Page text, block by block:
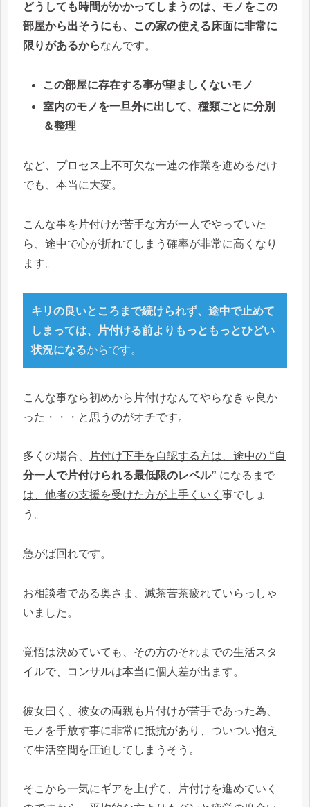
どうしても時間がかかってしまうのは、モノをこの
部屋から出そうにも、この家の使える床面に非常に
限りがあるからなんです。
この部屋に存在する事が望ましくないモノ
室内のモノを一旦外に出して、種類ごとに分別
＆整理
など、プロセス上不可欠な一連の作業を進めるだけ
でも、本当に大変。
こんな事を片付けが苦手な方が一人でやっていた
ら、途中で心が折れてしまう確率が非常に高くなり
ます。
キリの良いところまで続けられず、途中で止めて
しまっては、片付ける前よりもっともっとひどい
状況になるからです。
こんな事なら初めから片付けなんてやらなきゃ良か
った・・・と思うのがオチです。
多くの場合、 片付け下手を自認する方は、途中の “自
分一人で片付けられる最低限のレベル” になるまで
は、他者の支援を受けた方が上手くいく 事でしょ
う。
急がば回れです。
お相談者である奥さま、滅茶苦茶疲れていらっしゃ
いました。
覚悟は決めていても、その方のそれまでの生活スタ
イルで、コンサルは本当に個人差が出ます。
彼女曰く、彼女の両親も片付けが苦手であった為、
モノを手放す事に非常に抵抗があり、ついつい抱え
て生活空間を圧迫してしまうそう。
そこから一気にギアを上げて、片付けを進めていく